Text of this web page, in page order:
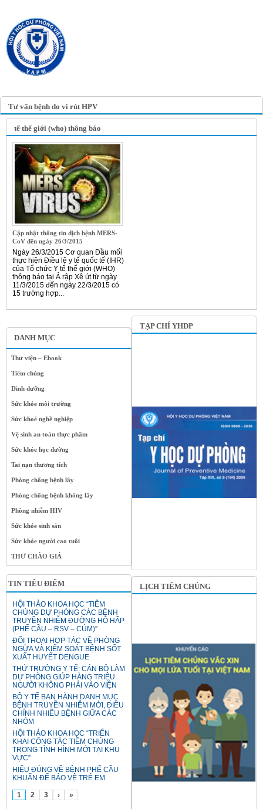
Tư vấn bệnh do vi rút HPV
DANH MỤC
Thư viện – Ebook
Tiêm chủng
Dinh dưỡng
Sức khỏe môi trường
Sức khoẻ nghề nghiệp
Vệ sinh an toàn thực phẩm
Sức khỏe học đường
Tai nạn thương tích
Phòng chống bệnh lây
Phòng chống bệnh không lây
Phòng nhiễm HIV
Sức khỏe sinh sản
Sức khỏe người cao tuổi
THƯ CHÀO GIÁ
TIN TIÊU ĐIỂM
HỘI THẢO KHOA HỌC “TIÊM
CHỦNG DỰ PHÒNG CÁC BỆNH
TRUYỀN NHIỄM ĐƯỜNG HÔ HẤP
(PHẾ CẦU – RSV – CÚM)”
ĐỐI THOẠI HỢP TÁC VỀ PHÒNG
NGỪA VÀ KIỂM SOÁT BỆNH SỐT
XUẤT HUYẾT DENGUE
THỨ TRƯỞNG Y TẾ: CÁN BỘ LÀM
DỰ PHÒNG GIÚP HÀNG TRIỆU
NGƯỜI KHÔNG PHẢI VÀO VIỆN
BỘ Y TẾ BAN HÀNH DANH MỤC
BỆNH TRUYỀN NHIỄM MỚI, ĐIỀU
CHỈNH NHIỀU BỆNH GIỮA CÁC
NHÓM
HỘI THẢO KHOA HỌC “TRIỂN
KHAI CÔNG TÁC TIÊM CHỦNG
TRONG TÌNH HÌNH MỚI TẠI KHU
VỰC”
HIỂU ĐÚNG VỀ BỆNH PHẾ CẦU
KHUẨN ĐỂ BẢO VỆ TRẺ EM
1 2 3 › »
tế thế giới (who) thông báo
Cập nhật thông tin dịch bệnh MERS-
CoV đến ngày 26/3/2015
Ngày 26/3/2015 Cơ quan Đầu mối
thực hiện Điều lệ y tế quốc tế (IHR)
của Tổ chức Y tế thế giới (WHO)
thông báo tại Ả rập Xê út từ ngày
11/3/2015 đến ngày 22/3/2015 có
15 trường hợp...
TẠP CHÍ YHDP
LỊCH TIÊM CHỦNG